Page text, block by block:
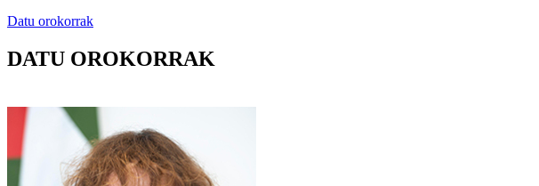
Datu orokorrak
DATU OROKORRAK